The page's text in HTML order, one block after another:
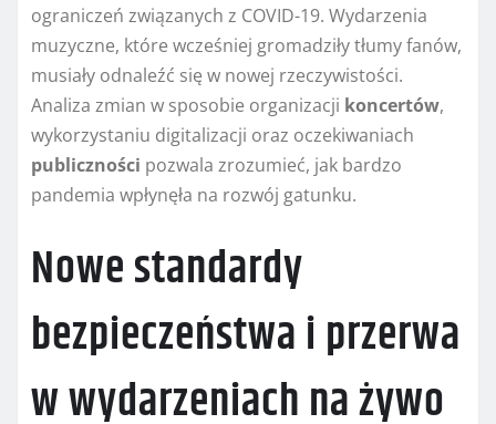
ograniczeń związanych z COVID-19. Wydarzenia
muzyczne, które wcześniej gromadziły tłumy fanów,
musiały odnaleźć się w nowej rzeczywistości.
Analiza zmian w sposobie organizacji koncertów,
wykorzystaniu digitalizacji oraz oczekiwaniach
publiczności pozwala zrozumieć, jak bardzo
pandemia wpłynęła na rozwój gatunku.
Nowe standardy
bezpieczeństwa i przerwa
w wydarzeniach na żywo